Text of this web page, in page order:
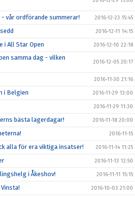
vår ordförande summerar! 2016-12-23 15:45
2016-12-11 14:15
i All Star Open 2016-12-10 22:18
samma dag - vilken
2016-12-05 20:17
2016-11-30 21:16
i Belgien 2016-11-29 13:00
2016-11-29 11:30
bästa lägerdagar! 2016-11-18 20:00
2016-11-15
alla för era viktiga insatser! 2016-11-14 11:25
2016-11-13 12:50
i Åkeshov! 2016-11-11 15:15
2016-10-03 21:00